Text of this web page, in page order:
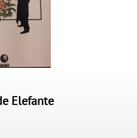
Elefante